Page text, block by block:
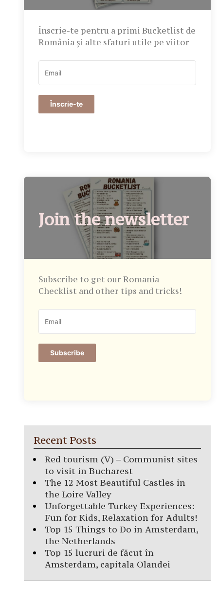
Înscrie-te pentru a primi Bucketlist de
România și alte sfaturi utile pe viitor
Înscrie-te
Join the newsletter
Subscribe to get our Romania
Checklist and other tips and tricks!
Subscribe
Recent Posts
Red tourism (V) – Communist sites
to visit in Bucharest
The 12 Most Beautiful Castles in
the Loire Valley
Unforgettable Turkey Experiences:
Fun for Kids, Relaxation for Adults!
Top 15 Things to Do in Amsterdam,
the Netherlands
Top 15 lucruri de făcut în
Amsterdam, capitala Olandei